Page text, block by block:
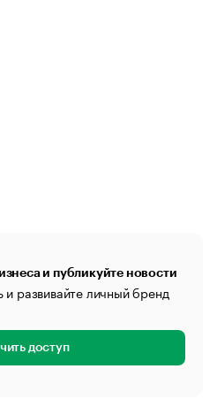
и публикуйте новости
развивайте личный бренд
доступ